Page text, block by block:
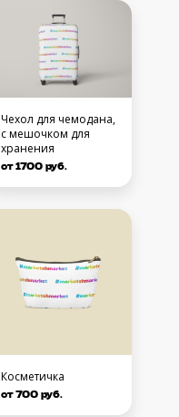
Чехол для чемодана,
с мешочком для
хранения
от 1700 руб.
Косметичка
от 700 руб.